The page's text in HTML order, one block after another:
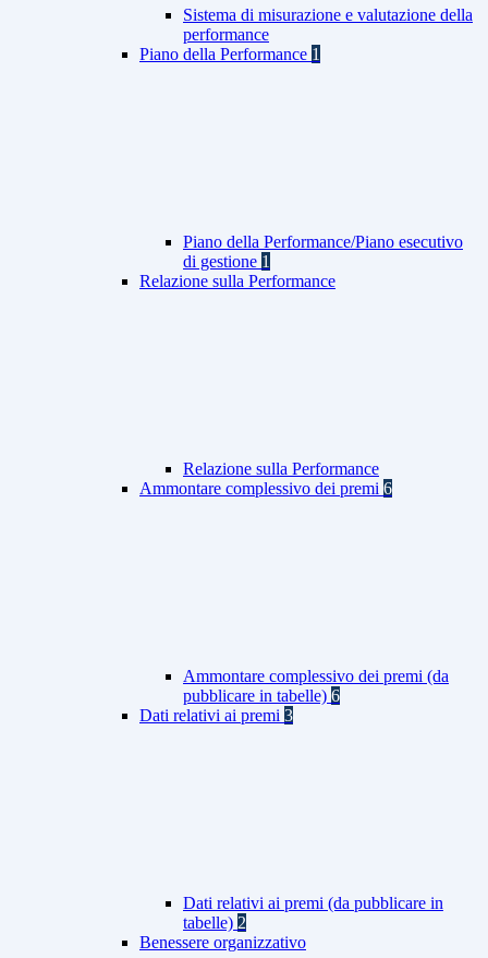
Sistema di misurazione e valutazione della
performance
Piano della Performance 1
Piano della Performance/Piano esecutivo
di gestione 1
Relazione sulla Performance
Relazione sulla Performance
Ammontare complessivo dei premi 6
Ammontare complessivo dei premi (da
pubblicare in tabelle) 6
Dati relativi ai premi 3
Dati relativi ai premi (da pubblicare in
tabelle) 2
Benessere organizzativo